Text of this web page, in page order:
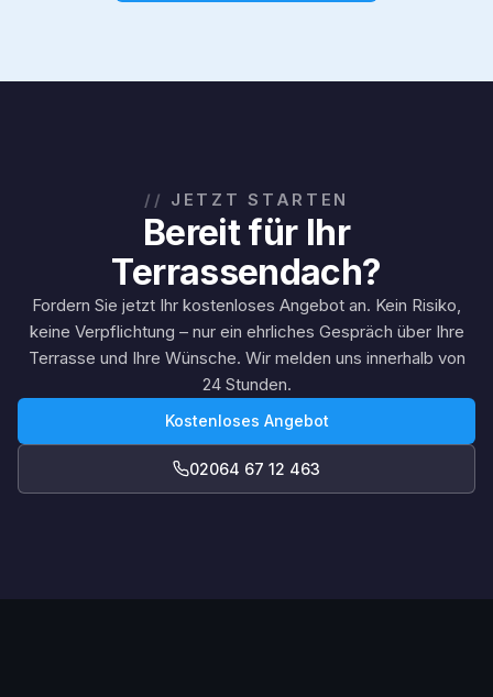
JETZT STARTEN
Bereit für Ihr
Terrassendach?
Fordern Sie jetzt Ihr kostenloses Angebot an. Kein Risiko,
keine Verpflichtung – nur ein ehrliches Gespräch über Ihre
Terrasse und Ihre Wünsche. Wir melden uns innerhalb von
24 Stunden.
Kostenloses Angebot
02064 67 12 463